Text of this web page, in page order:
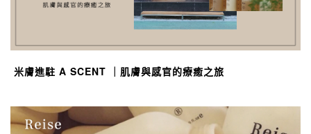
米膚進駐 A SCENT ｜肌膚與感官的療癒之旅